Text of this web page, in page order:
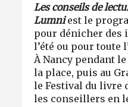
Les conseils de
Lumniest le
pour dénicher des
l’été ou pour toute
À Nancy pendant
la place, puis au
le Festival du livre
les conseillers en